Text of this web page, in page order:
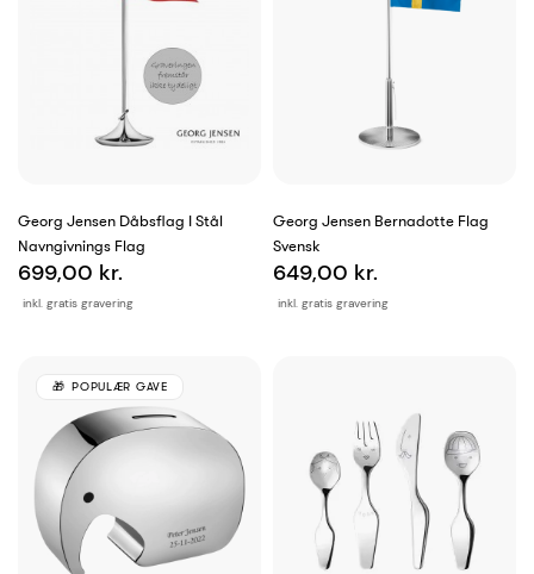
Georg Jensen Dåbsflag I Stål
Navngivnings Flag
inkl. gratis gravering
699,00 kr.
Georg Jensen Bernadotte Flag
Svensk
inkl. gratis gravering
649,00 kr.
POPULÆR GAVE